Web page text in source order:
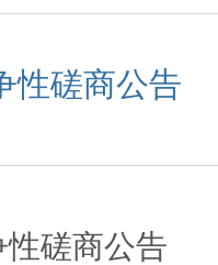
性磋商公告
磋商公告